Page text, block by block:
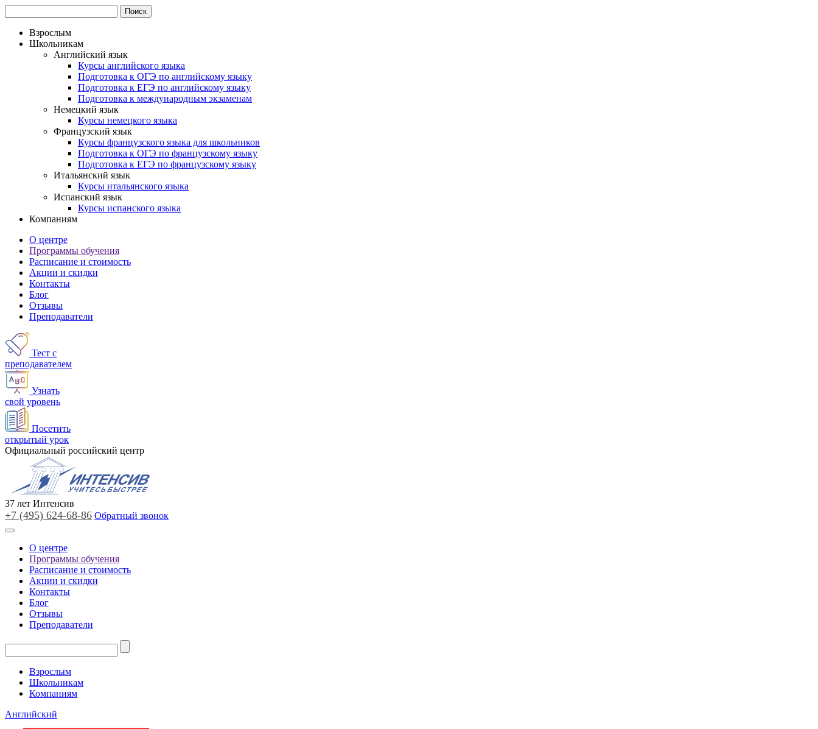
Взрослым
Школьникам
Английский язык
Курсы английского языка
Подготовка к ОГЭ по английскому языку
Подготовка к ЕГЭ по английскому языку
Подготовка к международным экзаменам
Немецкий язык
Курсы немецкого языка
Французский язык
Курсы французского языка для школьников
Подготовка к ОГЭ по французскому языку
Подготовка к ЕГЭ по французскому языку
Итальянский язык
Курсы итальянского языка
Испанский язык
Курсы испанского языка
Компаниям
О центре
Программы обучения
Расписание и стоимость
Акции и скидки
Контакты
Блог
Отзывы
Преподаватели
Тест с
преподавателем
Узнать
свой уровень
Посетить
открытый урок
Официальный российский центр
37 лет Интенсив
+7 (495) 624-68-86 Обратный звонок
О центре
Программы обучения
Расписание и стоимость
Акции и скидки
Контакты
Блог
Отзывы
Преподаватели
Взрослым
Школьникам
Компаниям
Английский